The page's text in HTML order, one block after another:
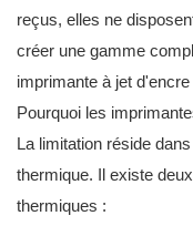
reçus, elles ne
créer une gamme
imprimante à jet
Pourquoi les
La limitation réside
thermique. Il existe
thermiques :